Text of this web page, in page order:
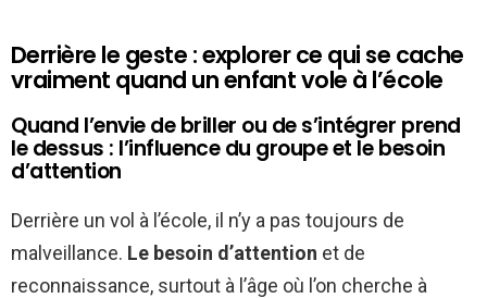
Derrière le geste : explorer ce qui se cache
vraiment quand un enfant vole à l’école
Quand l’envie de briller ou de s’intégrer prend
le dessus : l’influence du groupe et le besoin
d’attention
Derrière un vol à l’école, il n’y a pas toujours de
malveillance. Le besoin d’attention et de
reconnaissance, surtout à l’âge où l’on cherche à